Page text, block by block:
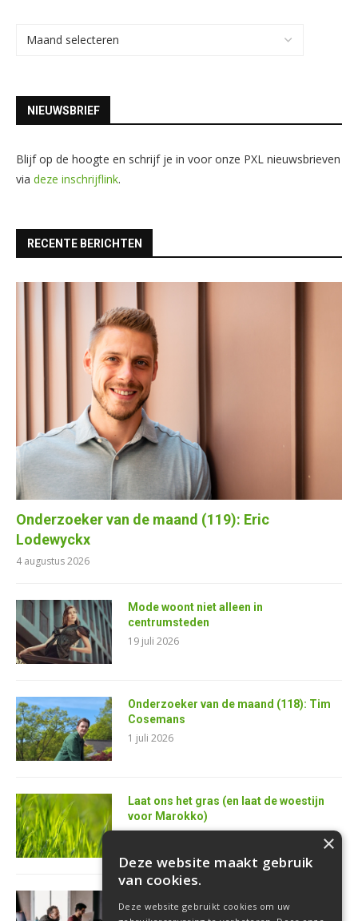
NIEUWSBRIEF
Blijf op de hoogte en schrijf je in voor onze PXL nieuwsbrieven
via deze inschrijflink.
RECENTE BERICHTEN
Onderzoeker van de maand (119): Eric
Lodewyckx
4 augustus 2026
Mode woont niet alleen in
centrumsteden
19 juli 2026
Onderzoeker van de maand (118): Tim
Cosemans
1 juli 2026
Laat ons het gras (en laat de woestijn
voor Marokko)
25 juni 2026
softwareontwikkelaar
×
Deze website maakt gebruik
van cookies.
Deze website gebruikt cookies om uw